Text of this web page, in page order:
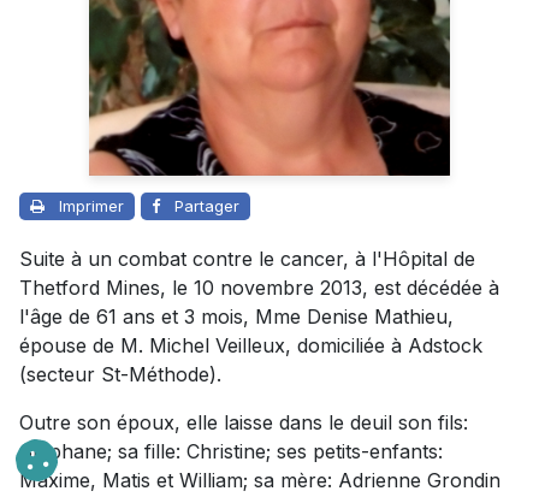
Imprimer Partager
Suite à un combat contre le cancer, à l'Hôpital de
Thetford Mines, le 10 novembre 2013, est décédée à
l'âge de 61 ans et 3 mois, Mme Denise Mathieu,
épouse de M. Michel Veilleux, domiciliée à Adstock
(secteur St-Méthode).
Outre son époux, elle laisse dans le deuil son fils:
Stéphane; sa fille: Christine; ses petits-enfants:
Maxime, Matis et William; sa mère: Adrienne Grondin